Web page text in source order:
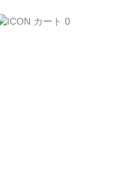
カート 0